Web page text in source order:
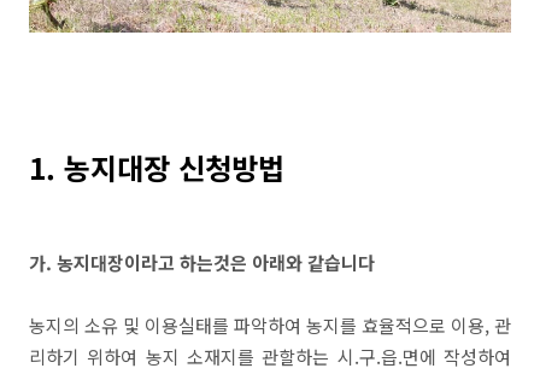
1. 농지대장 신청방법
가. 농지대장이라고 하는것은 아래와 같습니다
농지의 소유 및 이용실태를 파악하여 농지를 효율적으로 이용, 관
리하기 위하여 농지 소재지를 관할하는 시.구.읍.면에 작성하여